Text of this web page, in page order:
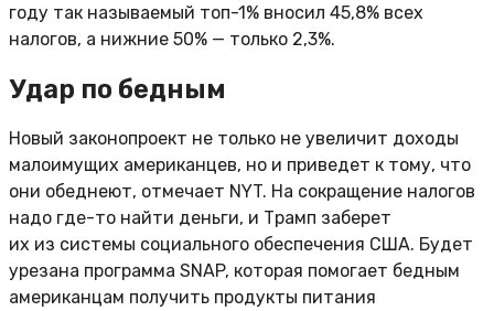
году так называемый топ-1% вносил 45,8% всех
налогов, а нижние 50% — только 2,3%.
Удар по бедным
Новый законопроект не только не увеличит доходы
малоимущих американцев, но и приведет к тому, что
они обеднеют, отмечает NYT. На сокращение налогов
надо где-то найти деньги, и Трамп заберет
их из системы социального обеспечения США. Будет
урезана программа SNAP, которая помогает бедным
американцам получить продукты питания